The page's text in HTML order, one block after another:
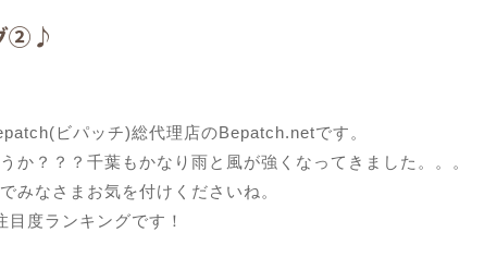
②♪
ビパッチ)総代理店のBepatch.netです。
か？？？千葉もかなり雨と風が強くなってきました。。。
みなさまお気を付けくださいね。
度ランキングです！